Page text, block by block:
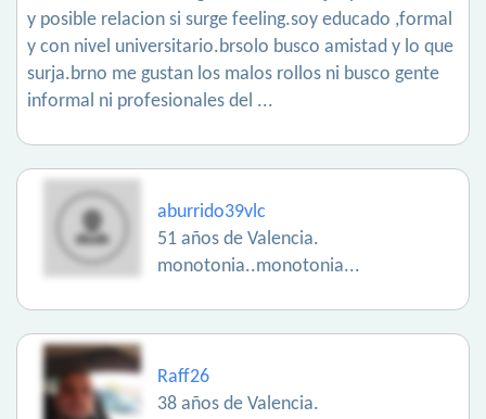
y posible relacion si surge feeling.soy educado ,formal
y con nivel universitario.brsolo busco amistad y lo que
surja.brno me gustan los malos rollos ni busco gente
informal ni profesionales del ...
aburrido39vlc
51 años de Valencia.
monotonia..monotonia...
Raff26
38 años de Valencia.